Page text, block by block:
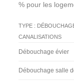
% pour les
TYPE :
CANALISATIONS
Débouchage évier
Débouchage salle